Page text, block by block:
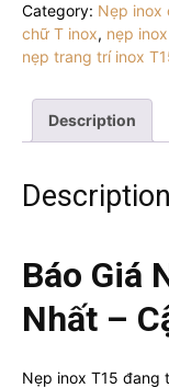
quantity
Category: Nẹp inox
chữ T inox, nẹp
nẹp trang trí inox
Description
Description
Báo Giá
Nhất –
Nẹp inox T15 đang